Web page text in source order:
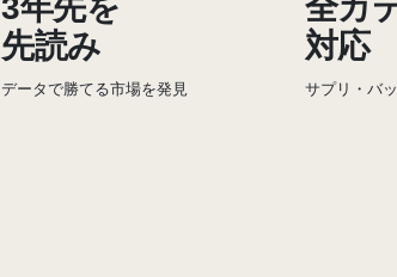
3年先を
先読み
データで勝てる市場を発見
全カ
対応
サプリ・バ